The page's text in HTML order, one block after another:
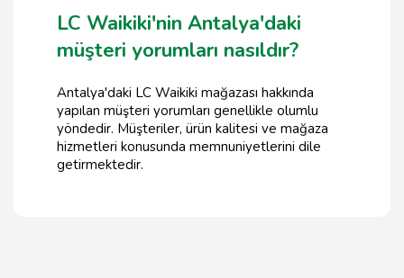
LC Waikiki'nin Antalya'daki
müşteri yorumları nasıldır?
Antalya'daki LC Waikiki mağazası hakkında
yapılan müşteri yorumları genellikle olumlu
yöndedir. Müşteriler, ürün kalitesi ve mağaza
hizmetleri konusunda memnuniyetlerini dile
getirmektedir.